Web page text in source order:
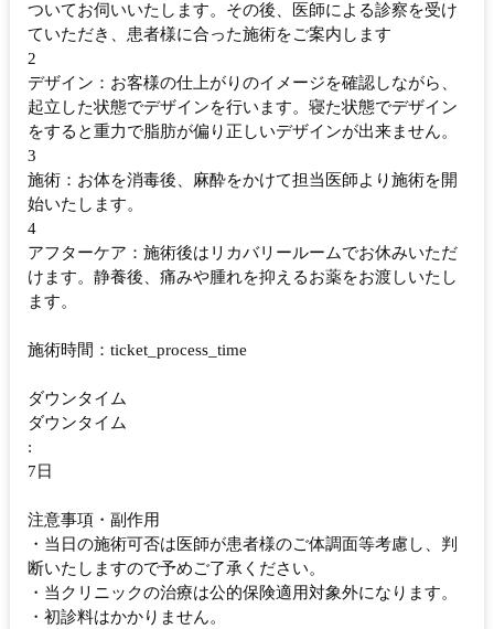
ついてお伺いいたします。その後、医師による診察を受け
ていただき、患者様に合った施術をご案内します
2
デザイン：お客様の仕上がりのイメージを確認しながら、
起立した状態でデザインを行います。寝た状態でデザイン
をすると重力で脂肪が偏り正しいデザインが出来ません。
3
施術：お体を消毒後、麻酔をかけて担当医師より施術を開
始いたします。
4
アフターケア：施術後はリカバリールームでお休みいただ
けます。静養後、痛みや腫れを抑えるお薬をお渡しいたし
ます。
施術時間：ticket_process_time
ダウンタイム
ダウンタイム
:
7日
注意事項・副作用
・当日の施術可否は医師が患者様のご体調面等考慮し、判
断いたしますので予めご了承ください。
・当クリニックの治療は公的保険適用対象外になります。
・初診料はかかりません。